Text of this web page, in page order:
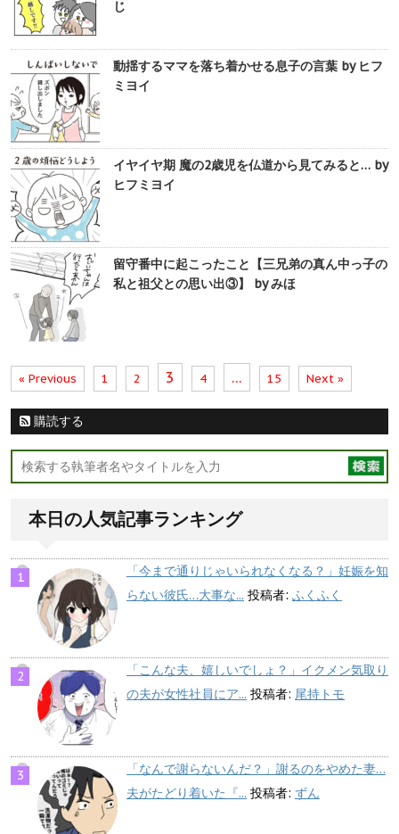
じ
動揺するママを落ち着かせる息子の言葉 by ヒフ
ミヨイ
イヤイヤ期 魔の2歳児を仏道から見てみると… by
ヒフミヨイ
留守番中に起こったこと【三兄弟の真ん中っ子の
私と祖父との思い出③】 by みほ
« Previous 1 2 3 4 … 15 Next »
購読する
本日の人気記事ランキング
「今まで通りじゃいられなくなる？」妊娠を知
らない彼氏…大事な... 投稿者: ふくふく
「こんな夫、嬉しいでしょ？」イクメン気取り
の夫が女性社員にア... 投稿者: 尾持トモ
「なんで謝らないんだ？」謝るのをやめた妻…
夫がたどり着いた『... 投稿者: ずん